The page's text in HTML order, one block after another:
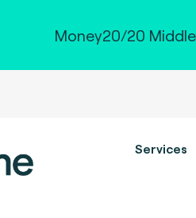
Money20/20
Services